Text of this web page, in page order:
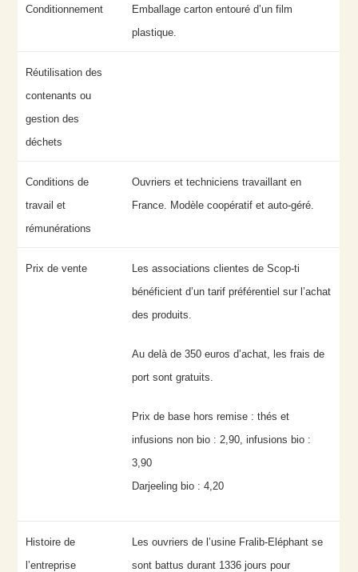
Conditionnement
Emballage carton entouré d’un film
plastique.
Réutilisation des
contenants ou
gestion des
déchets
Conditions de
travail et
rémunérations
Ouvriers et techniciens travaillant en
France. Modèle coopératif et auto-géré.
Prix de vente
Les associations clientes de Scop-ti
bénéficient d’un tarif préférentiel sur l’achat
des produits.
Au delà de 350 euros d’achat, les frais de
port sont gratuits.
Prix de base hors remise : thés et
infusions non bio : 2,90, infusions bio :
3,90
Darjeeling bio : 4,20
Histoire de
l’entreprise
Les ouvriers de l’usine Fralib-Eléphant se
sont battus durant 1336 jours pour